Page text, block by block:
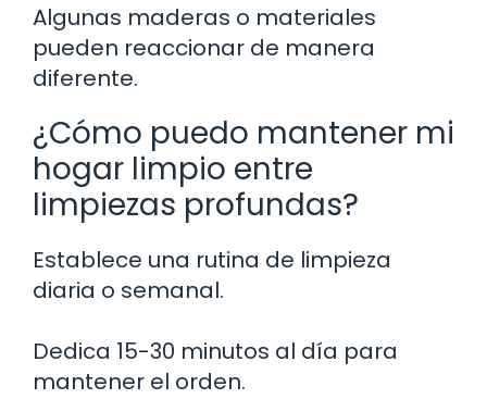
Algunas maderas o materiales
pueden reaccionar de manera
diferente.
¿Cómo puedo mantener mi
hogar limpio entre
limpiezas profundas?
Establece una rutina de limpieza
diaria o semanal.
Dedica 15-30 minutos al día para
mantener el orden.